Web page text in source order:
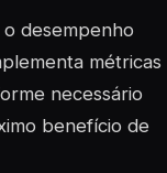
o desempenho
métricas
necessário
benefício de